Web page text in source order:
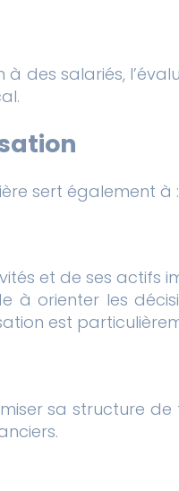
des salariés,
sert également à :
et de ses
à orienter les
est
sa structure